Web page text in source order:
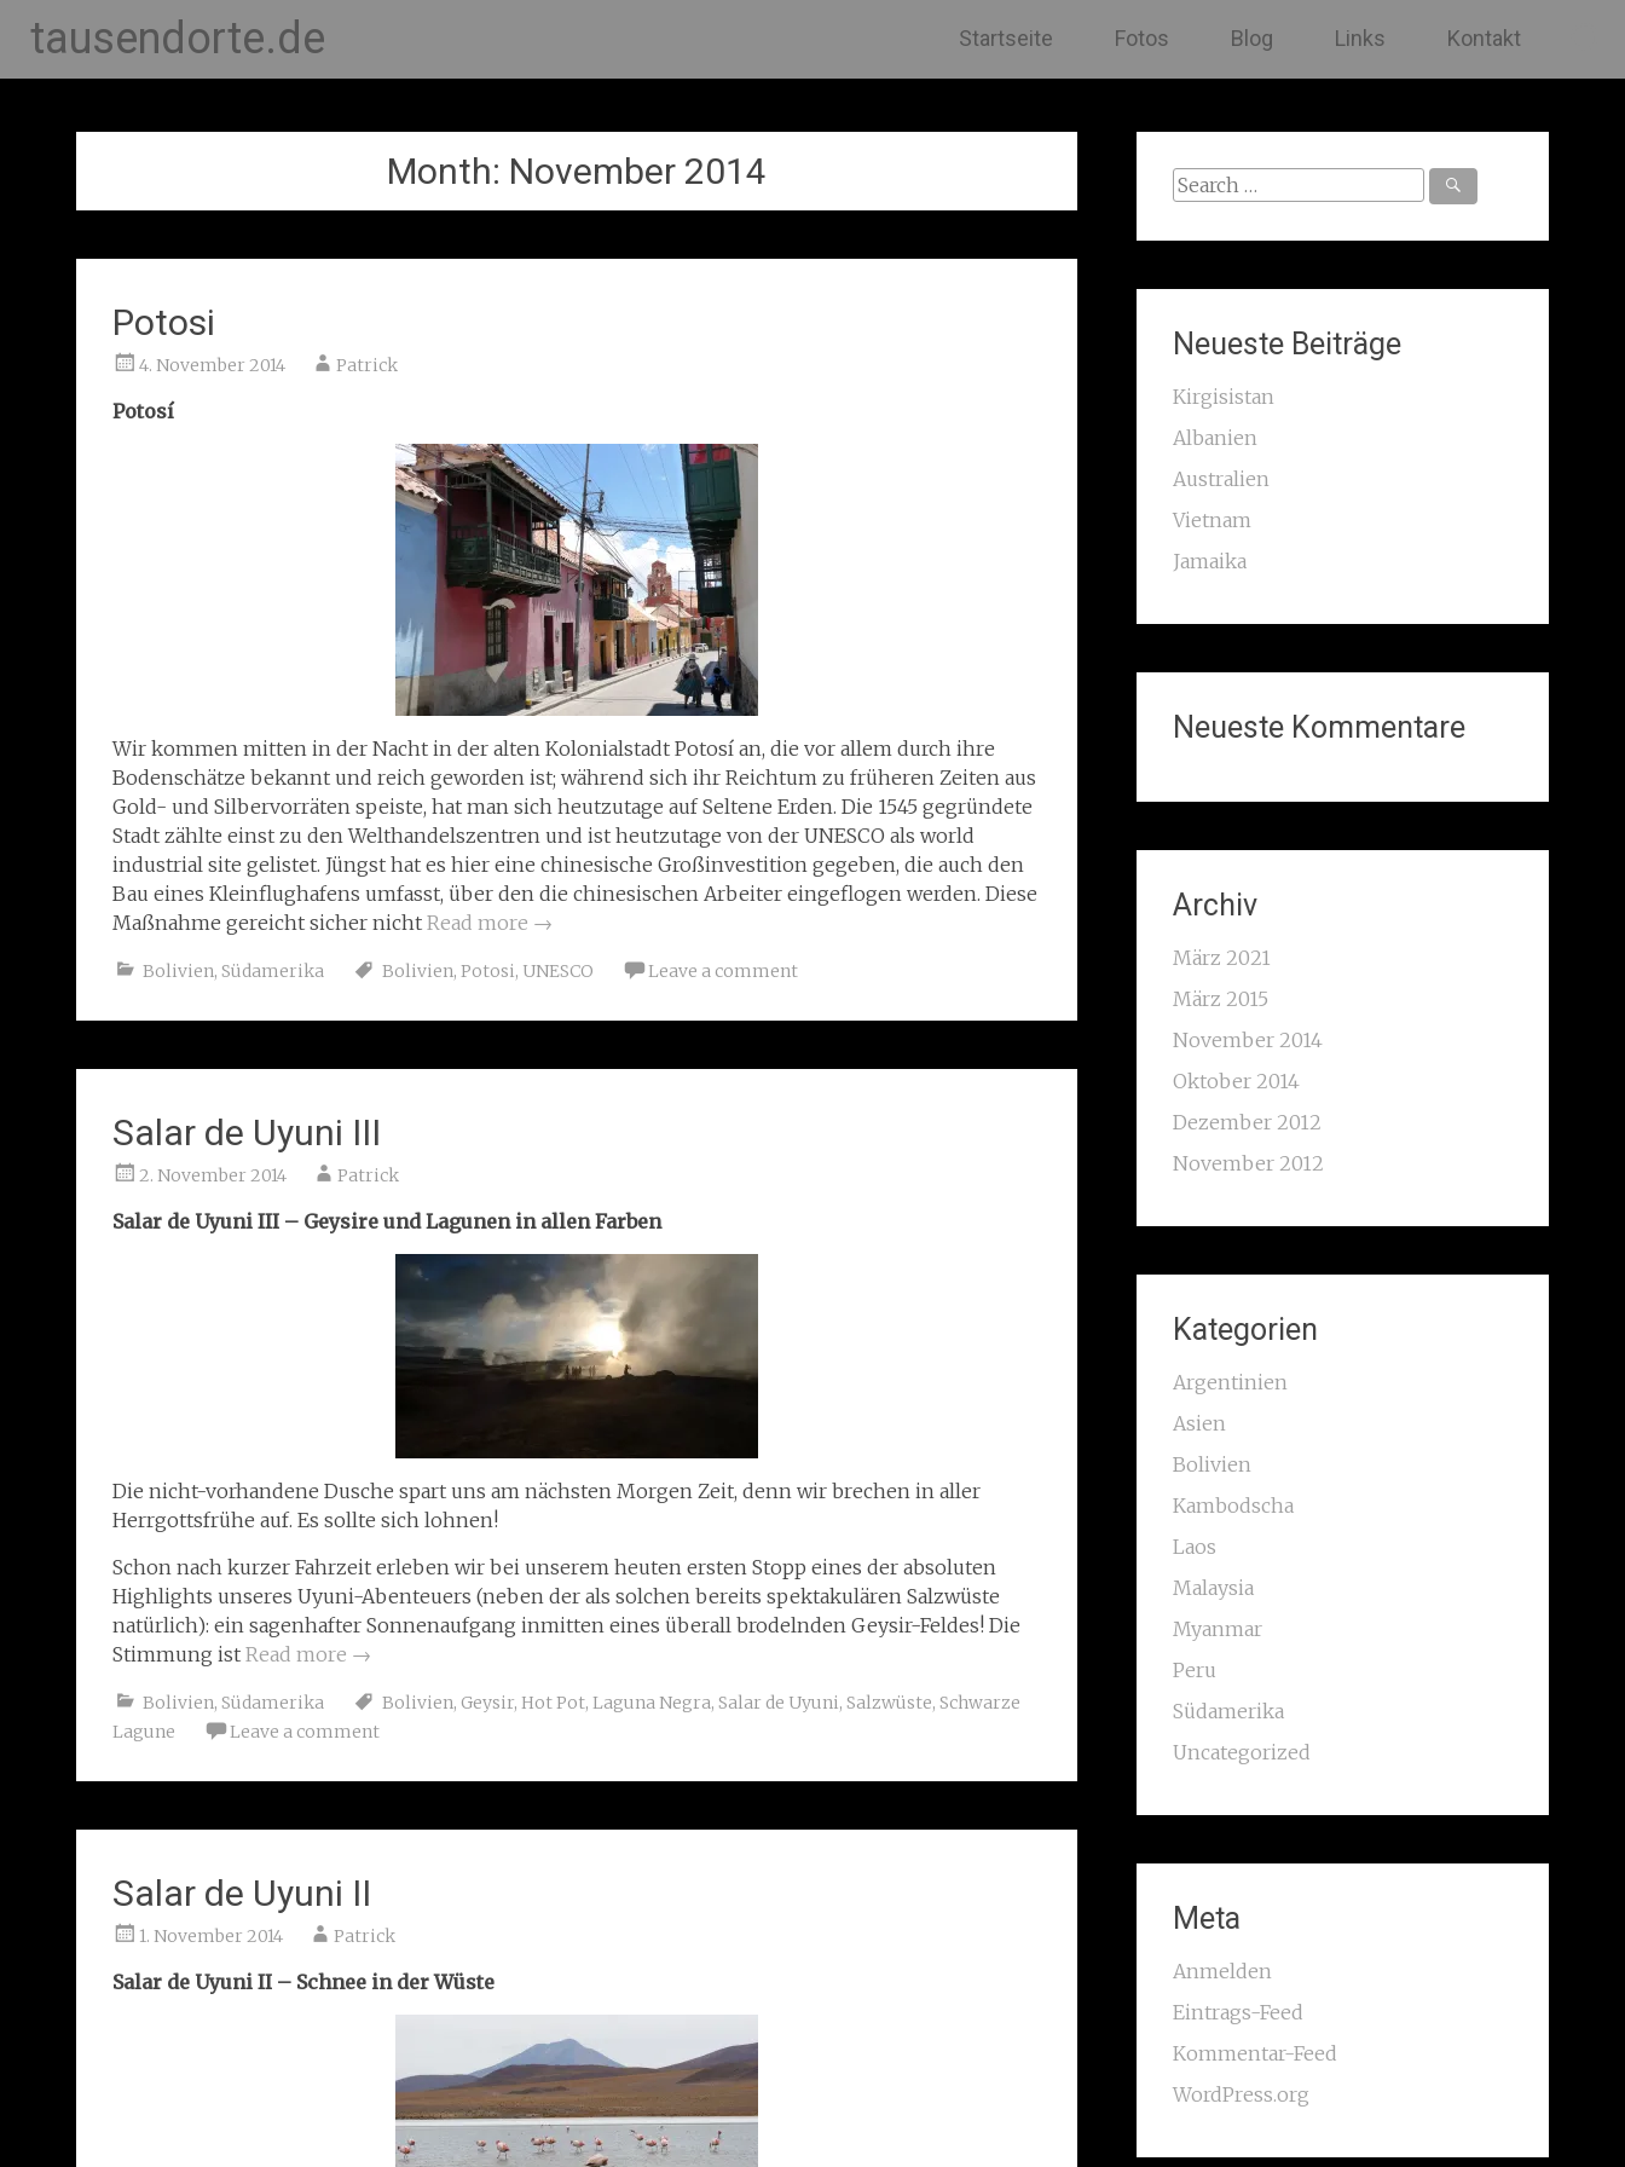
tausendorte.de
to
Startseite Fotos Blog Links Kontakt
Month: November 2014
Potosi
4. November 2014 Patrick
Potosí
Wir kommen mitten in der Nacht in der alten Kolonialstadt Potosí an, die vor allem durch ihre
Bodenschätze bekannt und reich geworden ist; während sich ihr Reichtum zu früheren Zeiten aus
Gold- und Silbervorräten speiste, hat man sich heutzutage auf Seltene Erden. Die 1545 gegründete
Stadt zählte einst zu den Welthandelszentren und ist heutzutage von der UNESCO als world
industrial site gelistet. Jüngst hat es hier eine chinesische Großinvestition gegeben, die auch den
Bau eines Kleinflughafens umfasst, über den die chinesischen Arbeiter eingeflogen werden. Diese
Maßnahme gereicht sicher nicht Read more →
Bolivien, Südamerika Bolivien, Potosi, UNESCO Leave a comment
Salar de Uyuni III
2. November 2014 Patrick
Salar de Uyuni III – Geysire und Lagunen in allen Farben
Die nicht-vorhandene Dusche spart uns am nächsten Morgen Zeit, denn wir brechen in aller
Herrgottsfrühe auf. Es sollte sich lohnen!
Schon nach kurzer Fahrzeit erleben wir bei unserem heuten ersten Stopp eines der absoluten
Highlights unseres Uyuni-Abenteuers (neben der als solchen bereits spektakulären Salzwüste
natürlich): ein sagenhafter Sonnenaufgang inmitten eines überall brodelnden Geysir-Feldes! Die
Stimmung ist Read more →
Bolivien, Südamerika Bolivien, Geysir, Hot Pot, Laguna Negra, Salar de Uyuni, Salzwüste, Schwarze
Lagune
Leave a comment
Salar de Uyuni II
1. November 2014 Patrick
Salar de Uyuni II – Schnee in der Wüste
Search
Neueste Beiträge
Kirgisistan
Albanien
Australien
Vietnam
Jamaika
Neueste Kommentare
Archiv
März 2021
März 2015
November 2014
Oktober 2014
Dezember 2012
November 2012
Kategorien
Argentinien
Asien
Bolivien
Kambodscha
Laos
Malaysia
Myanmar
Peru
Südamerika
Uncategorized
Meta
Anmelden
Eintrags-Feed
Kommentar-Feed
WordPress.org